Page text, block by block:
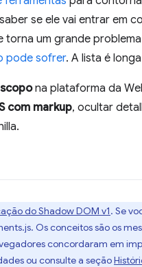
se ele vai entrar em
torna um grande
pode sofrer. A lista é
na plataforma da
com markup, ocultar
do Shadow DOM v1. Se
Os conceitos são os
concordaram em
ou consulte a seção